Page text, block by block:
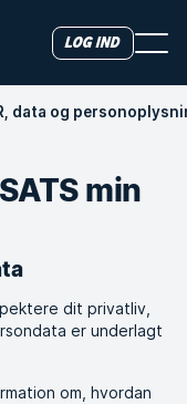
Log ind
data og
min
dit privatliv,
er underlagt
om, hvordan